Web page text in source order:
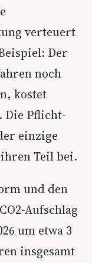
verteuert
Der
noch
kostet
Die Pflicht-
einzige
Teil bei.
und den
Aufschlag
um etwa 3
insgesamt